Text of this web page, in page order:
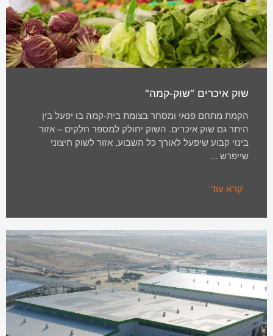
שוק איכרים "שוק-קמה"
הקמת מתחם פנאי ומסחר בצומת בית-קמה בו יפעל בין
היתר גם שוק איכרים. השוק יחולק למספר חלקים – אזור
בינוי קבוע שיפעל לאורך כל השבוע, אזור לשוק חיצוני
שייפרש ...
קרא עוד